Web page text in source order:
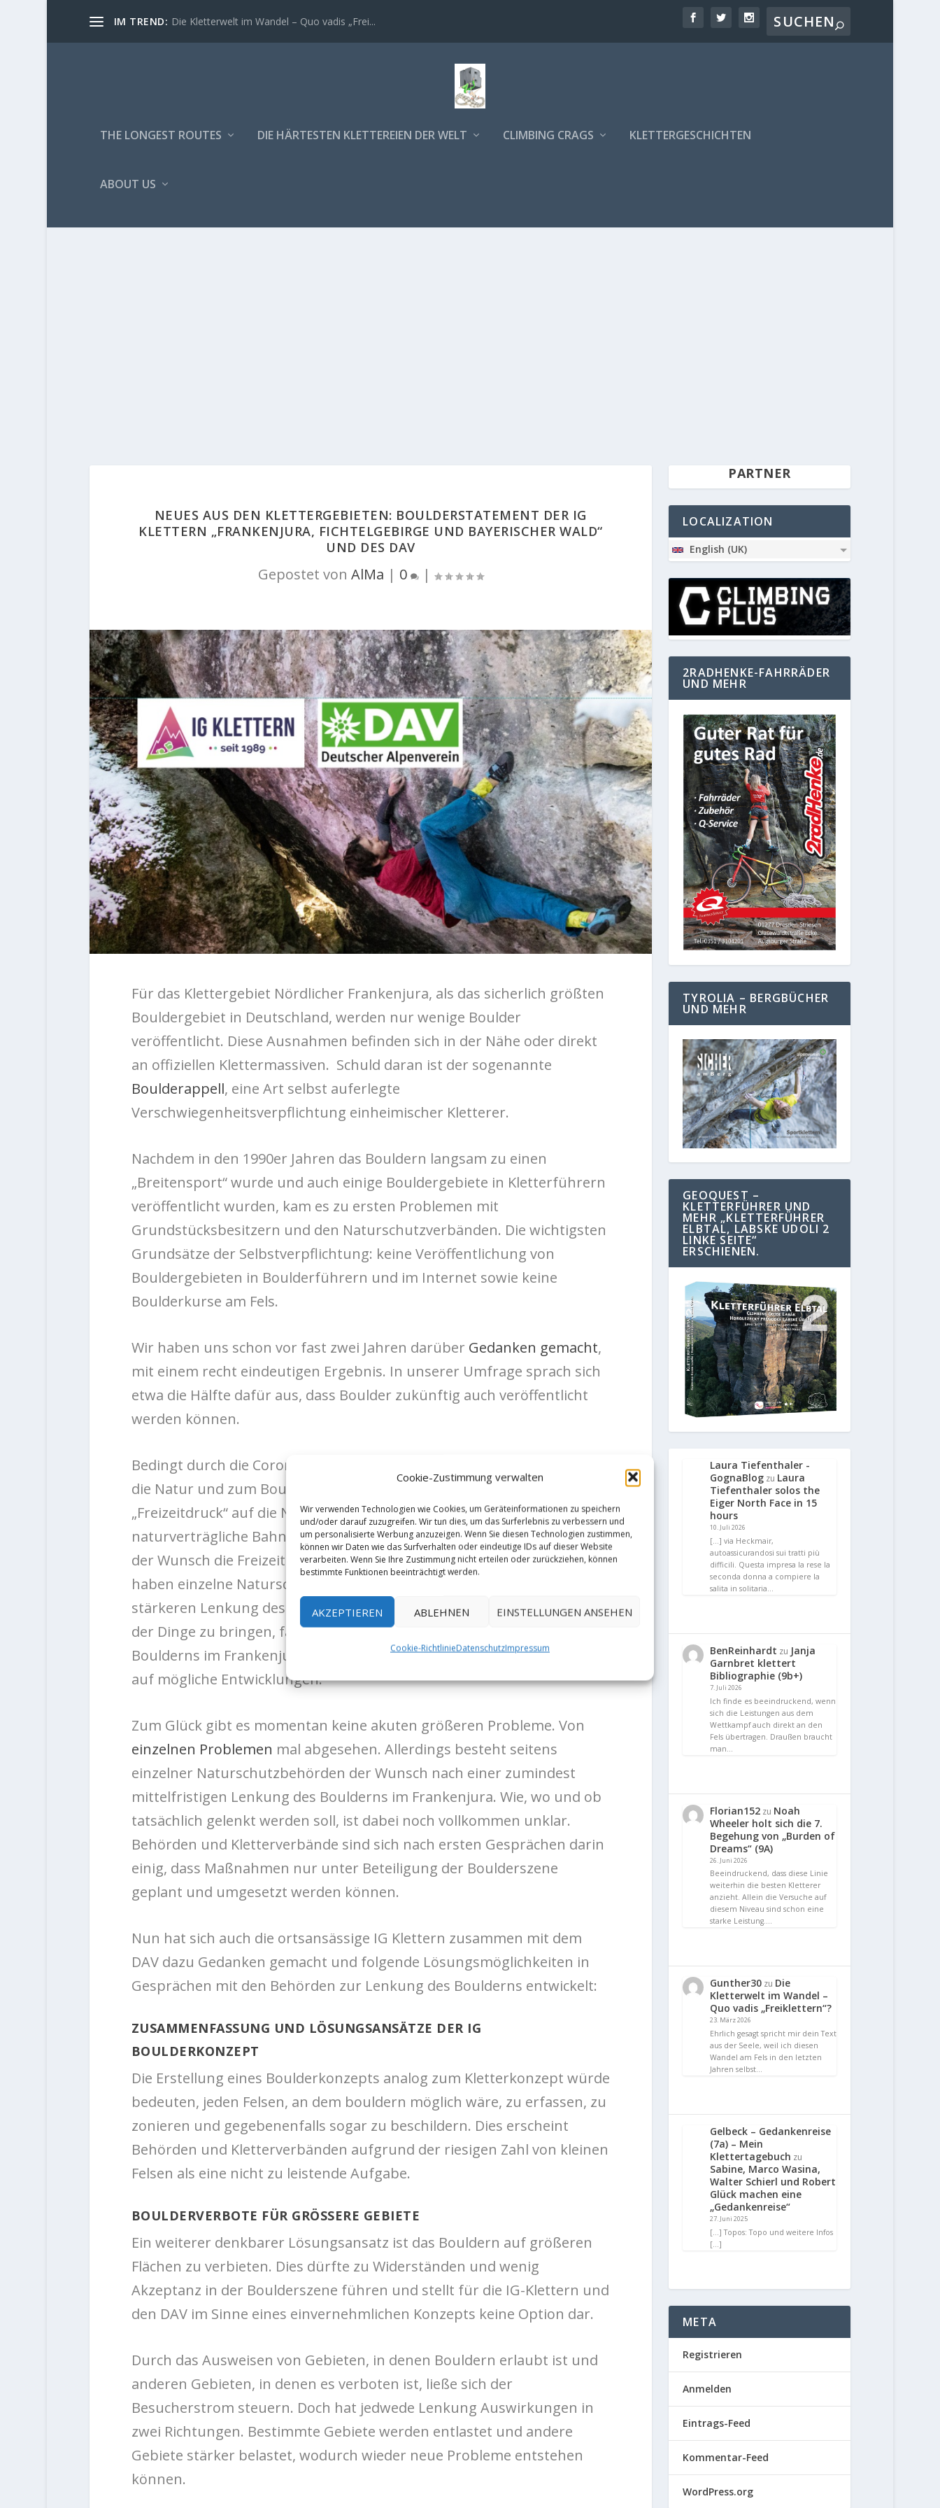
Cookie-Zustimmung verwalten
Wir verwenden Technologien wie Cookies, um Geräteinformationen zu speichern
und/oder darauf zuzugreifen. Wir tun dies, um das Surferlebnis zu verbessern und
um personalisierte Werbung anzuzeigen. Wenn Sie diesen Technologien zustimmen,
können wir Daten wie das Surfverhalten oder eindeutige IDs auf dieser Website
verarbeiten. Wenn Sie Ihre Zustimmung nicht erteilen oder zurückziehen, können
bestimmte Funktionen beeinträchtigt werden.
AKZEPTIEREN ABLEHNEN EINSTELLUNGEN ANSEHEN
Cookie-RichtlinieDatenschutzImpressum
IM TREND: Fame is a Bitch!
THE LONGEST ROUTES DIE HÄRTESTEN KLETTEREIEN DER WELT CLIMBING CRAGS KLETTERGESCHICHTEN
ABOUT US
NEUES AUS DEN KLETTERGEBIETEN: BOULDERSTATEMENT DER IG
KLETTERN „FRANKENJURA, FICHTELGEBIRGE UND BAYERISCHER WALD“
UND DES DAV
Gepostet von AlMa | 0 |
Für das Klettergebiet Nördlicher Frankenjura, als das sicherlich größten
Bouldergebiet in Deutschland, werden nur wenige Boulder
veröffentlicht. Diese Ausnahmen befinden sich in der Nähe oder direkt
an offiziellen Klettermassiven. Schuld daran ist der sogenannte
Boulderappell, eine Art selbst auferlegte
Verschwiegenheitsverpflichtung einheimischer Kletterer.
Nachdem in den 1990er Jahren das Bouldern langsam zu einen
„Breitensport“ wurde und auch einige Bouldergebiete in Kletterführern
veröffentlicht wurden, kam es zu ersten Problemen mit
Grundstücksbesitzern und den Naturschutzverbänden. Die wichtigsten
Grundsätze der Selbstverpflichtung: keine Veröffentlichung von
Bouldergebieten in Boulderführern und im Internet sowie keine
Boulderkurse am Fels.
Wir haben uns schon vor fast zwei Jahren darüber Gedanken gemacht,
mit einem recht eindeutigen Ergebnis. In unserer Umfrage sprach sich
etwa die Hälfte dafür aus, dass Boulder zukünftig auch veröffentlicht
werden können.
Bedingt durch die Coronapandemie zieht es immer mehr Menschen in
die Natur und zum Bouldern. Dies führt auch dazu, dass der
„Freizeitdruck“ auf die Natur zugenommen hat. Um dies in
naturverträgliche Bahnen zu lenken, besteht seitens des Naturschutzes
der Wunsch die Freizeitaktivitäten stärker zu steuern. Infolgedessen
haben einzelne Naturschutzbehörden den Wunsch nach einer
stärkeren Lenkung des Boulderns geäußert. Um euch auf den Stand
der Dinge zu bringen, fassen wir relevante Infos zum Status Quo des
Boulderns im Frankenjura bündig zusammen und geben einen Ausblick
auf mögliche Entwicklungen.
Zum Glück gibt es momentan keine akuten größeren Probleme. Von
einzelnen Problemen mal abgesehen. Allerdings besteht seitens
einzelner Naturschutzbehörden der Wunsch nach einer zumindest
mittelfristigen Lenkung des Boulderns im Frankenjura. Wie, wo und ob
tatsächlich gelenkt werden soll, ist dabei noch vollkommen unklar.
Behörden und Kletterverbände sind sich nach ersten Gesprächen darin
einig, dass Maßnahmen nur unter Beteiligung der Boulderszene
geplant und umgesetzt werden können.
Nun hat sich auch die ortsansässige IG Klettern zusammen mit dem
DAV dazu Gedanken gemacht und folgende Lösungsmöglichkeiten in
Gesprächen mit den Behörden zur Lenkung des Boulderns entwickelt:
ZUSAMMENFASSUNG UND LÖSUNGSANSÄTZE DER IG
BOULDERKONZEPT
Die Erstellung eines Boulderkonzepts analog zum Kletterkonzept würde
bedeuten, jeden Felsen, an dem bouldern möglich wäre, zu erfassen, zu
zonieren und gegebenenfalls sogar zu beschildern. Dies erscheint
Behörden und Kletterverbänden aufgrund der riesigen Zahl von kleinen
Felsen als eine nicht zu leistende Aufgabe.
BOULDERVERBOTE FÜR GRÖSSERE GEBIETE
Ein weiterer denkbarer Lösungsansatz ist das Bouldern auf größeren
Flächen zu verbieten. Dies dürfte zu Widerständen und wenig
Akzeptanz in der Boulderszene führen und stellt für die IG-Klettern und
den DAV im Sinne eines einvernehmlichen Konzepts keine Option dar.
Durch das Ausweisen von Gebieten, in denen Bouldern erlaubt ist und
anderen Gebieten, in denen es verboten ist, ließe sich der
Besucherstrom steuern. Doch hat jedwede Lenkung Auswirkungen in
zwei Richtungen. Bestimmte Gebiete werden entlastet und andere
Gebiete stärker belastet, wodurch wieder neue Probleme entstehen
können.
PARTNER
LOCALIZATION
English (UK)
2RADHENKE-FAHRRÄDER
UND MEHR
TYROLIA – BERGBÜCHER
UND MEHR
GEOQUEST –
KLETTERFÜHRER UND
MEHR „KLETTERFÜHRER
ELBTAL, LABSKE UDOLI 2
LINKE SEITE“
ERSCHIENEN.
Laura Tiefenthaler -
GognaBlog zu Laura
Tiefenthaler solos the
Eiger North Face in 15
hours
10. Juli 2026
[…] via Heckmair,
autoassicurandosi sui tratti più
difficili. Questa impresa la rese la
seconda donna a compiere la
salita in solitaria…
BenReinhardt zu Janja
Garnbret klettert
Bibliographie (9b+)
7. Juli 2026
Ich finde es beeindruckend, wenn
sich die Leistungen aus dem
Wettkampf auch direkt an den
Fels übertragen. Draußen braucht
man…
Florian152 zu Noah
Wheeler holt sich die 7.
Begehung von „Burden of
Dreams“ (9A)
26. Juni 2026
Beeindruckend, dass diese Linie
weiterhin die besten Kletterer
anzieht. Allein die Versuche auf
diesem Niveau sind schon eine
starke Leistung.…
Gunther30 zu Die
Kletterwelt im Wandel –
Quo vadis „Freiklettern“?
23. März 2026
Ehrlich gesagt spricht mir dein Text
aus der Seele, weil ich diesen
Wandel am Fels in den letzten
Jahren selbst…
Gelbeck – Gedankenreise
(7a) – Mein
Klettertagebuch zu
Sabine, Marco Wasina,
Walter Schierl und Robert
Glück machen eine
„Gedankenreise“
27. Juni 2025
[…] Topos: Topo und weitere Infos
[…]
META
Registrieren
Anmelden
Eintrags-Feed
Kommentar-Feed
WordPress.org